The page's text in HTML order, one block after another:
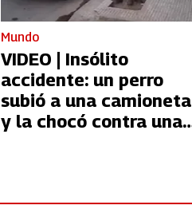
Mundo
VIDEO | Insólito
accidente: un perro
subió a una camioneta
y la chocó contra una